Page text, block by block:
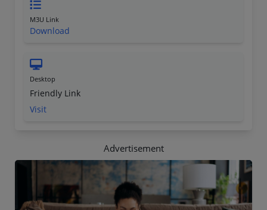
M3U Link
Download
Desktop
Friendly Link
Visit
Advertisement